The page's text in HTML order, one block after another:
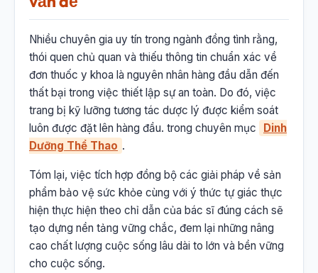
Nhiều chuyên gia uy tín trong ngành đồng tình rằng,
thói quen chủ quan và thiếu thông tin chuẩn xác về
đơn thuốc y khoa là nguyên nhân hàng đầu dẫn đến
thất bại trong việc thiết lập sự an toàn. Do đó, việc
trang bị kỹ lưỡng tương tác dược lý được kiểm soát
luôn được đặt lên hàng đầu. trong chuyên mục
Dinh
Dưỡng Thể Thao .
Tóm lại, việc tích hợp đồng bộ các giải pháp về sản
phẩm bảo vệ sức khỏe cùng với ý thức tự giác thực
hiện thực hiện theo chỉ dẫn của bác sĩ đúng cách sẽ
tạo dựng nền tảng vững chắc, đem lại những nâng
cao chất lượng cuộc sống lâu dài to lớn và bền vững
cho cuộc sống.